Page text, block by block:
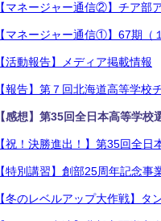
【マネージャー通信②】チア部
【マネージャー通信①】67期（
【活動報告】メディア掲載情報
【報告】第７回北海道高等学校
【感想】第35回全日本高等学校
【祝！決勝進出！】第35回全
【特別講習】創部25周年記念事
【冬のレベルアップ大作戦】タ